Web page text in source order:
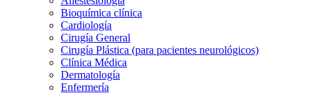
Bioquímica clínica
Cardiología
Cirugía General
Cirugía Plástica (para pacientes neurológicos)
Clínica Médica
Dermatología
Enfermería